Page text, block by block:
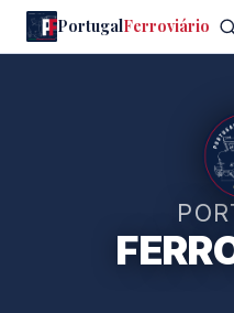
PortugalFerroviário